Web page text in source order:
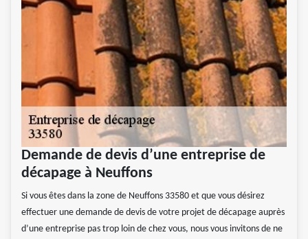
Demande de devis d’une entreprise de
décapage à Neuffons
Si vous êtes dans la zone de Neuffons 33580 et que vous désirez
effectuer une demande de devis de votre projet de décapage auprès
d’une entreprise pas trop loin de chez vous, nous vous invitons de ne